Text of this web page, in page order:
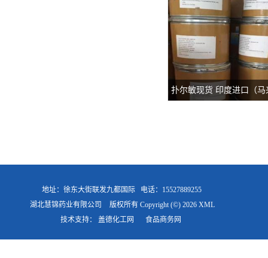
扑尔敏现货 印度进口（马
地址：徐东大街联发九都国际
电话：15527889255
湖北慧锦药业有限公司
版权所有 Copyright (©) 2026 XML
技术支持： 盖德化工网 食品商务网